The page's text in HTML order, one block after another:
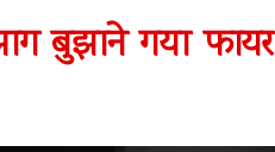
बुझाने गया फायर